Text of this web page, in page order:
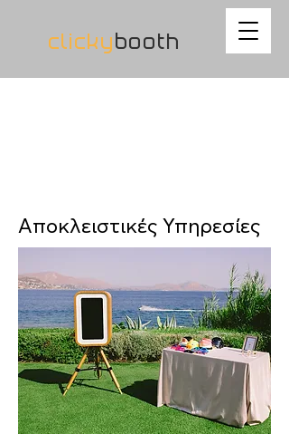
clickybooth
Αποκλειστικές Υπηρεσίες